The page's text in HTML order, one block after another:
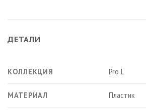
ДЕТАЛИ
КОЛЛЕКЦИЯ Pro L
МАТЕРИАЛ Пластик